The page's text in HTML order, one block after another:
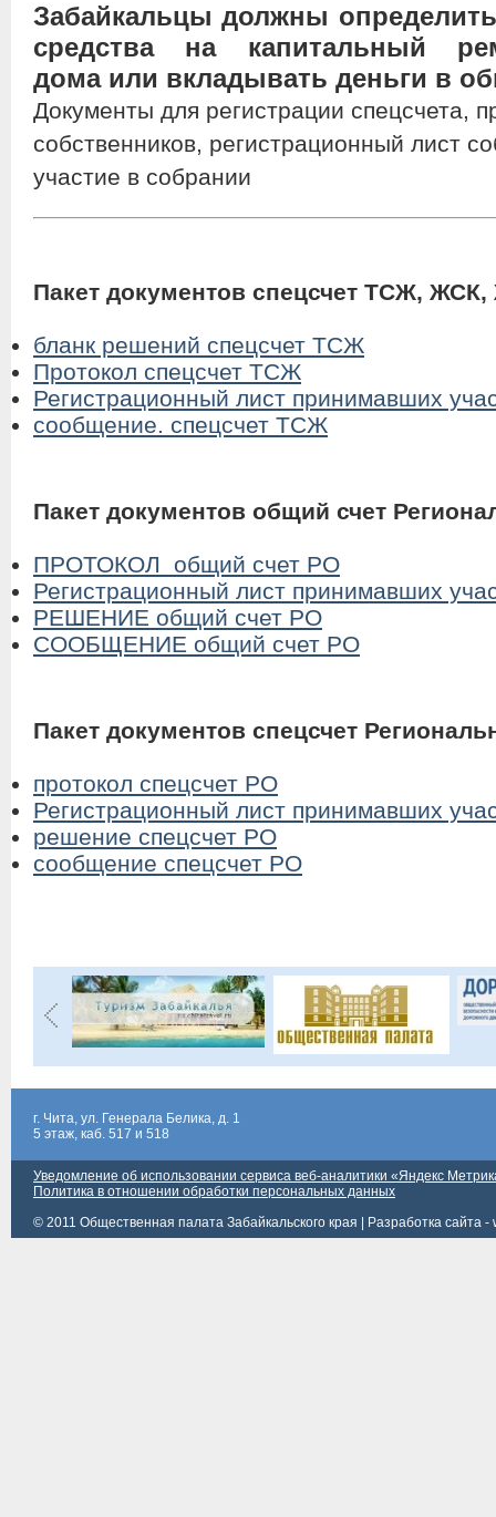
Забайкальцы должны
средства на капитальный
дома или вкладывать деньги в
Документы для регистрации спецсчета,
собственников, регистрационный лист
участие в собрании
Пакет документов спецсчет ТСЖ,
бланк решений спецсчет ТСЖ
Протокол спецсчет ТСЖ
Регистрационный лист принимавших
сообщение. спецсчет ТСЖ
Пакет документов общий счет
ПРОТОКОЛ общий счет РО
Регистрационный лист принимавших
РЕШЕНИЕ общий счет РО
СООБЩЕНИЕ общий счет РО
Пакет документов спецсчет
протокол спецсчет РО
Регистрационный лист принимавших
решение спецсчет РО
сообщение спецсчет РО
г. Чита, ул. Генерала Белика, д. 1
5 этаж, каб. 517 и 518
Уведомление об использовании сервиса веб-аналитики «Яндекс
Политика в отношении обработки персональных данных
© 2011 Общественная палата Забайкальского края |
Разработка сайта -